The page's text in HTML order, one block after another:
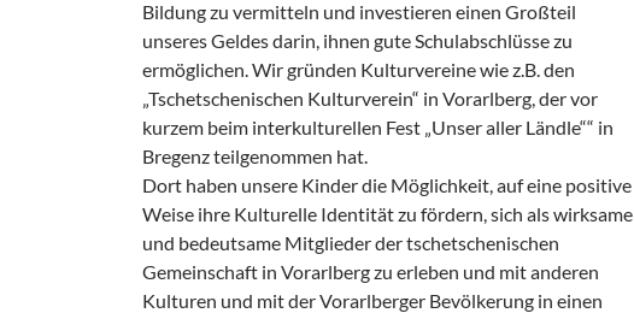
Bildung zu vermitteln und investieren einen Großteil
unseres Geldes darin, ihnen gute Schulabschlüsse zu
ermöglichen. Wir gründen Kulturvereine wie z.B. den
„Tschetschenischen Kulturverein“ in Vorarlberg, der vor
kurzem beim interkulturellen Fest „Unser aller Ländle““ in
Bregenz teilgenommen hat.
Dort haben unsere Kinder die Möglichkeit, auf eine positive
Weise ihre Kulturelle Identität zu fördern, sich als wirksame
und bedeutsame Mitglieder der tschetschenischen
Gemeinschaft in Vorarlberg zu erleben und mit anderen
Kulturen und mit der Vorarlberger Bevölkerung in einen